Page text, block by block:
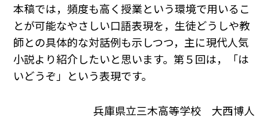
本稿では，頻度も高く授業という環境で用いるこ
とが可能なやさしい口語表現を，生徒どうしや教
師との具体的な対話例も示しつつ，主に現代人気
小説より紹介したいと思います。第５回は，「は
いどうぞ」という表現です。
兵庫県立三木高等学校 大西博人